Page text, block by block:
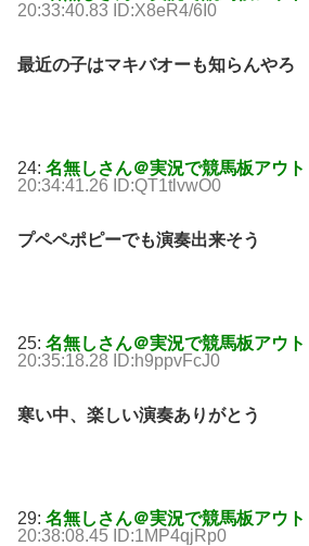
20:33:40.83 ID:X8eR4/6I0
最近の子はマキバオーも知らんやろ
24: 名無しさん＠実況で競馬板アウト
20:34:41.26 ID:QT1tlvwO0
プペペポピーでも演奏出来そう
25: 名無しさん＠実況で競馬板アウト
20:35:18.28 ID:h9ppvFcJ0
寒い中、楽しい演奏ありがとう
29: 名無しさん＠実況で競馬板アウト
20:38:08.45 ID:1MP4qjRp0